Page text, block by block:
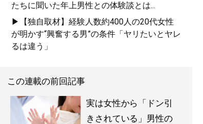
たちに聞いた年上男性との体験談とは...
▶【独自取材】経験人数約400人の20代女性
が明かす“興奮する男”の条件「ヤリたいとヤレ
るは違う」
この連載の前回記事
実は女性から「ドン引
きされている」男性の